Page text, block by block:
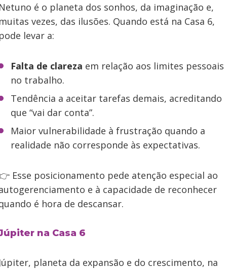
é o planeta dos sonhos, da imaginação e,
vezes, das ilusões. Quando está na Casa 6,
levar a:
Falta de clareza em relação aos limites pessoais
no trabalho.
Tendência a aceitar tarefas demais, acreditando
que “vai dar conta”.
Maior vulnerabilidade à frustração quando a
realidade não corresponde às expectativas.
Esse posicionamento pede atenção especial ao
e à capacidade de reconhecer
é hora de descansar.
na Casa 6
planeta da expansão e do crescimento, na